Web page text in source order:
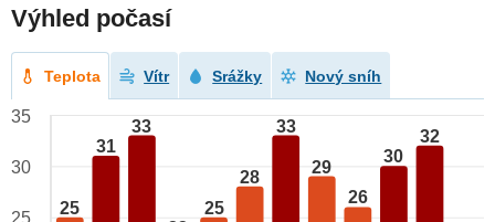
Výhled počasí
Teplota Vítr Srážky Nový sníh
25
31
33
25
28
33
29
26
30
32
35
30